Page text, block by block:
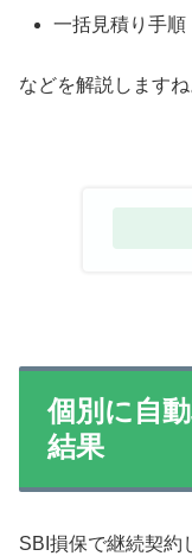
一括見積り手順
などを解説しますね
個別に自
結果
SBI損保で継続契約